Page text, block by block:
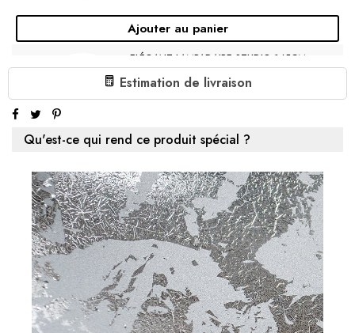
Ajouter au panier
ELÉGANT LAMPADAIRE STUDIO 145CM
NOIR ASPECT FEUILLE D'ARGENT ABAT-
JOUR INCLINABLE
( En stock à l'usine 4 à 6 semaines )
1 X ELÉGANT LAMPADAIRE STUDIO 145CM BLANC
ASPECT FEUILLE D'ARGENT ABAT-JOUR INCLINABLE :
€249.00
Sous-total:
€249.00
Estimation de livraison
Qu'est-ce qui rend ce produit spécial ?